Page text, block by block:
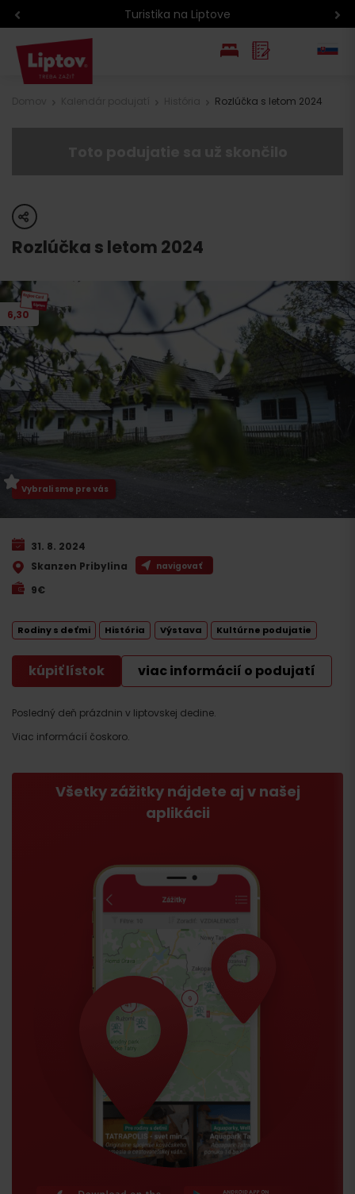
Turistika na Liptove
Rozlúčka s letom 2024
share
Rozlúčka s letom 2024
Posledný deň prázdnin v liptovskej dedine.
Viac informácií čoskoro.
Všetky zážitky nájdete aj v našej
aplikácii
6,30
Vybrali sme pre vás
31. 8. 2024
Skanzen Pribylina
navigovať
9€
História
Rodiny s deťmi Výstava Kultúrne podujatie
kúpiť lístok viac informácií o podujatí